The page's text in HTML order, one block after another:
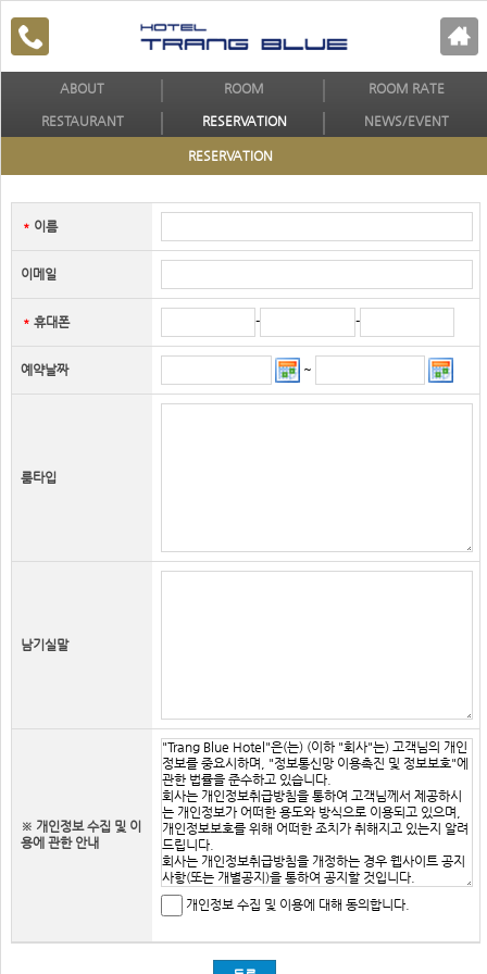
ABOUT ROOM ROOM RATE
RESTAURANT RESERVATION NEWS/EVENT
RESERVATION
＊ 이름
이메일
＊ 휴대폰 - -
예약날짜 ~
룸타입
남기실말
※ 개인정보 수집 및 이
용에 관한 안내
개인정보 수집 및 이용에 대해 동의합니다.